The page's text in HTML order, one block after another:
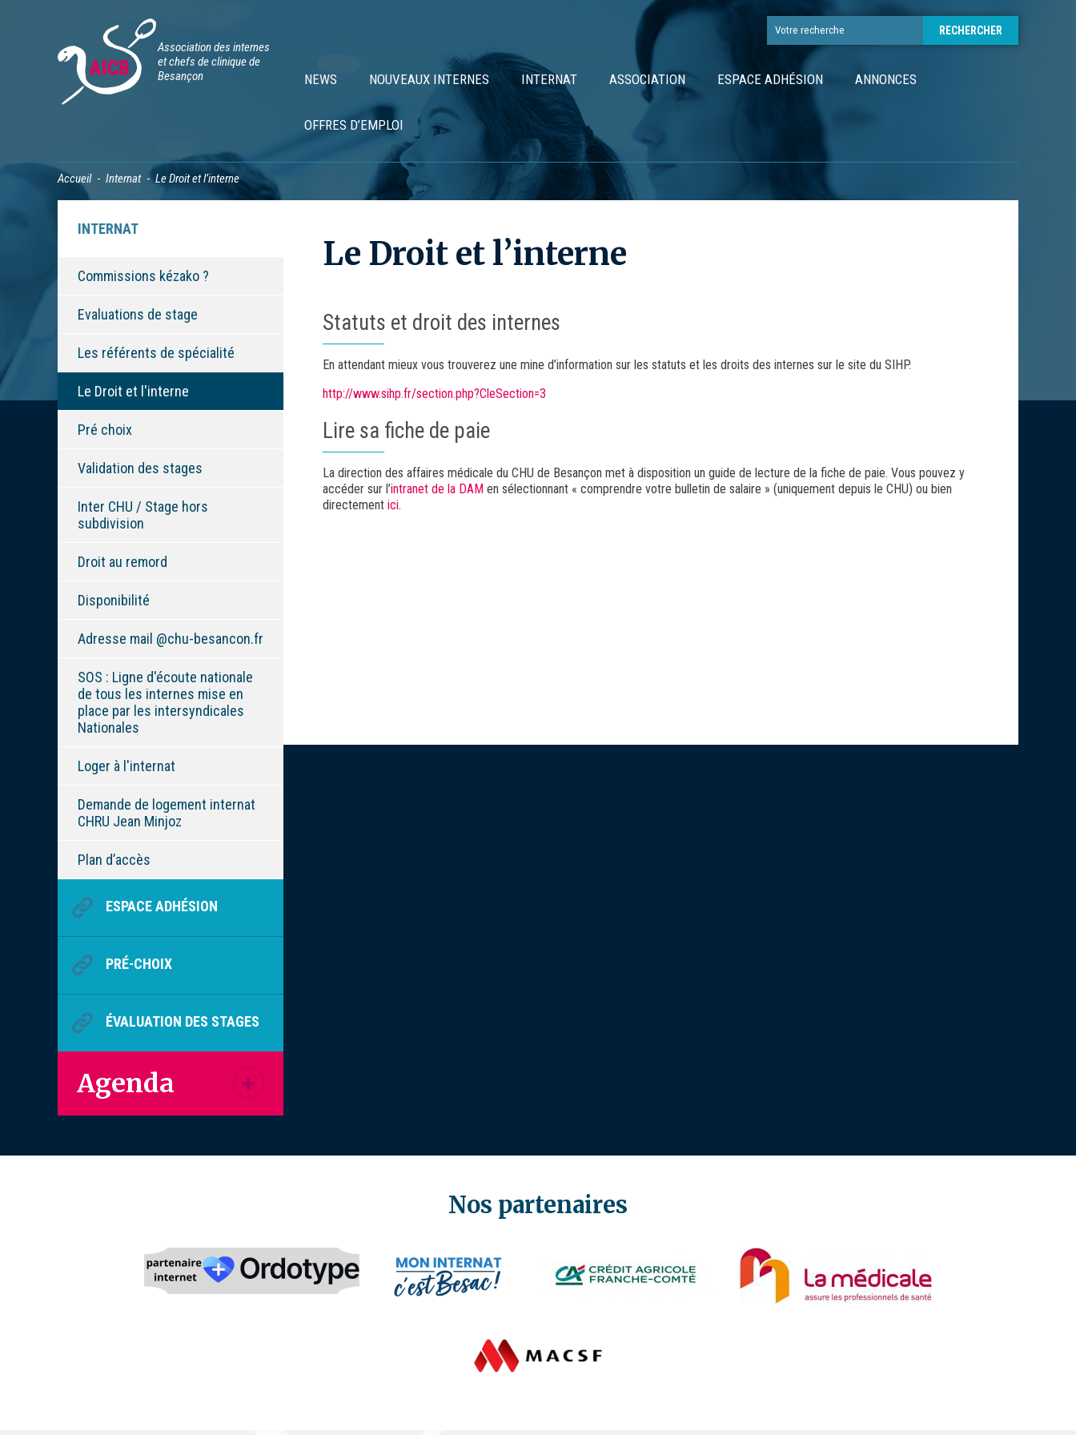
Association des internes
et chefs de clinique de
Besançon
NEWS NOUVEAUX INTERNES INTERNAT ASSOCIATION ESPACE ADHÉSION ANNONCES
OFFRES D’EMPLOI
Accueil Internat Le Droit et l’interne
INTERNAT
Commissions kézako ?
Evaluations de stage
Les référents de spécialité
Le Droit et l'interne
Pré choix
Validation des stages
Inter CHU / Stage hors
subdivision
Droit au remord
Disponibilité
Adresse mail @chu-besancon.fr
SOS : Ligne d'écoute nationale
de tous les internes mise en
place par les intersyndicales
Nationales
Loger à l'internat
Demande de logement internat
CHRU Jean Minjoz
Plan d’accès
ESPACE ADHÉSION
PRÉ-CHOIX
ÉVALUATION DES STAGES
Agenda
Le Droit et l’interne
Statuts et droit des internes
En attendant mieux vous trouverez une mine d’information sur les statuts et les droits des internes sur le site du SIHP.
http://www.sihp.fr/section.php?CleSection=3
Lire sa fiche de paie
La direction des affaires médicale du CHU de Besançon met à disposition un guide de lecture de la fiche de paie. Vous pouvez y
accéder sur l’intranet de la DAM en sélectionnant « comprendre votre bulletin de salaire » (uniquement depuis le CHU) ou bien
directement ici.
Nos partenaires